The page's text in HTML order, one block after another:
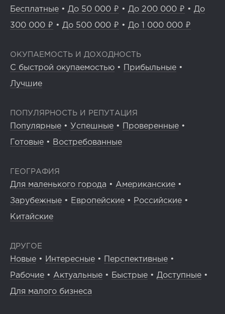
Бесплатные • До 50 000 ₽ • До 200 000 ₽ • До
300 000 ₽ • До 500 000 ₽ • До 1 000 000 ₽
ОКУПАЕМОСТЬ И ДОХОДНОСТЬ
С быстрой окупаемостью • Прибыльные •
Лучшие
ПОПУЛЯРНОСТЬ И РЕПУТАЦИЯ
Популярные • Успешные • Проверенные •
Готовые • Востребованные
ГЕОГРАФИЯ
Для маленького города • Американские •
Зарубежные • Европейские • Российские •
Китайские
ДРУГОЕ
Новые • Интересные • Перспективные •
Рабочие • Актуальные • Быстрые • Доступные •
Для малого бизнеса